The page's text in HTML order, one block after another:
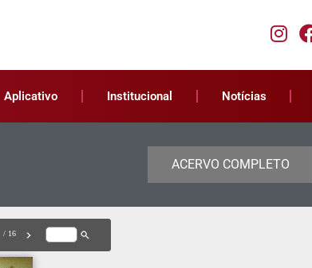
Aplicativo Institucional Notícias
ACERVO COMPLETO